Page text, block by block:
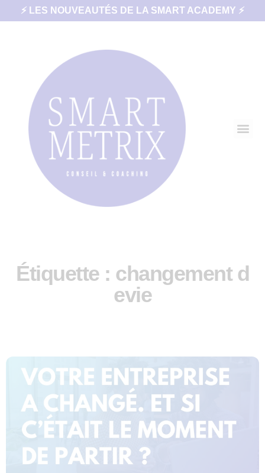
⚡ LES NOUVEAUTÉS DE LA SMART ACADEMY ⚡
Étiquette : changement d
evie